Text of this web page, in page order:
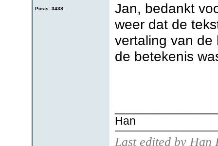
Posts: 3438
Jan, bedankt
weer dat de
vertaling van de
de betekenis
Han
Last edited by Han